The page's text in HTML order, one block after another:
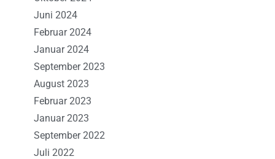
Juni 2024
Februar 2024
Januar 2024
September 2023
August 2023
Februar 2023
Januar 2023
September 2022
Juli 2022